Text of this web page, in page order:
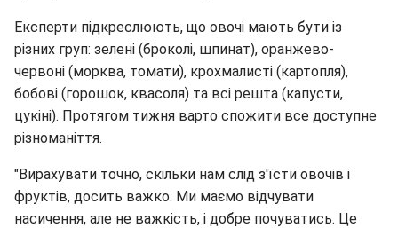
Експерти підкреслюють, що овочі мають бути із
різних груп: зелені (броколі, шпинат), оранжево-
червоні (морква, томати), крохмалисті (картопля),
бобові (горошок, квасоля) та всі решта (капусти,
цукіні). Протягом тижня варто спожити все доступне
різноманіття.
"Вирахувати точно, скільки нам слід з'їсти овочів і
фруктів, досить важко. Ми маємо відчувати
насичення, але не важкість, і добре почуватись. Це